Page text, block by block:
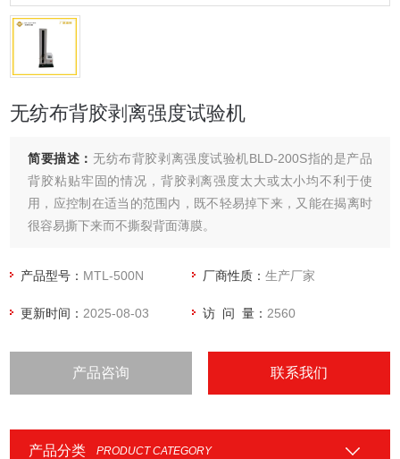
无纺布背胶剥离强度试验机
简要描述：无纺布背胶剥离强度试验机BLD-200S指的是产品
背胶粘贴牢固的情况，背胶剥离强度太大或太小均不利于使
用，应控制在适当的范围内，既不轻易掉下来，又能在揭离时
很容易撕下来而不撕裂背面薄膜。
产品型号： MTL-500N 厂商性质：生产厂家
更新时间： 2025-08-03 访 问 量： 2560
产品咨询 联系我们
产品分类 PRODUCT CATEGORY